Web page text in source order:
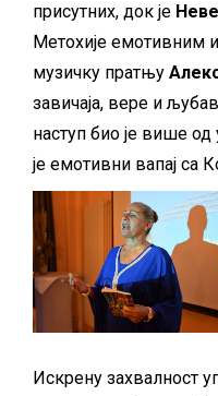
присутних, док је
Метохије емотивним
музичку пратњу
завичаја, вере и
наступ био је више
је емотивни вапај са
Искрену захвалност